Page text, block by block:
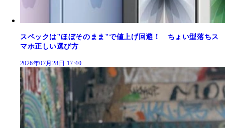
スペックは"ほぼそのまま"で値上げ回避！ ちょい型落ちス
マホ正しい選び方
2026年07月28日 17:40